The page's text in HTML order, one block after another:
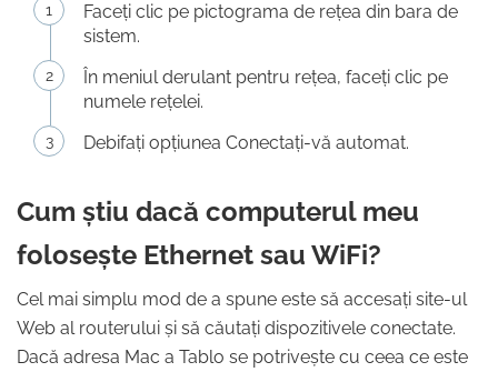
Faceți clic pe pictograma de rețea din bara de
sistem.
În meniul derulant pentru rețea, faceți clic pe
numele rețelei.
Debifați opțiunea Conectați-vă automat.
Cum știu dacă computerul meu
folosește Ethernet sau WiFi?
Cel mai simplu mod de a spune este să accesați site-ul
Web al routerului și să căutați dispozitivele conectate.
Dacă adresa Mac a Tablo se potrivește cu ceea ce este